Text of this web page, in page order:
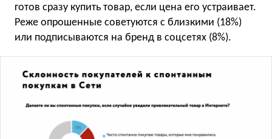
готов сразу купить товар, если цена его устраивает.
Реже опрошенные советуются с близкими (18%)
или подписываются на бренд в соцсетях (8%).